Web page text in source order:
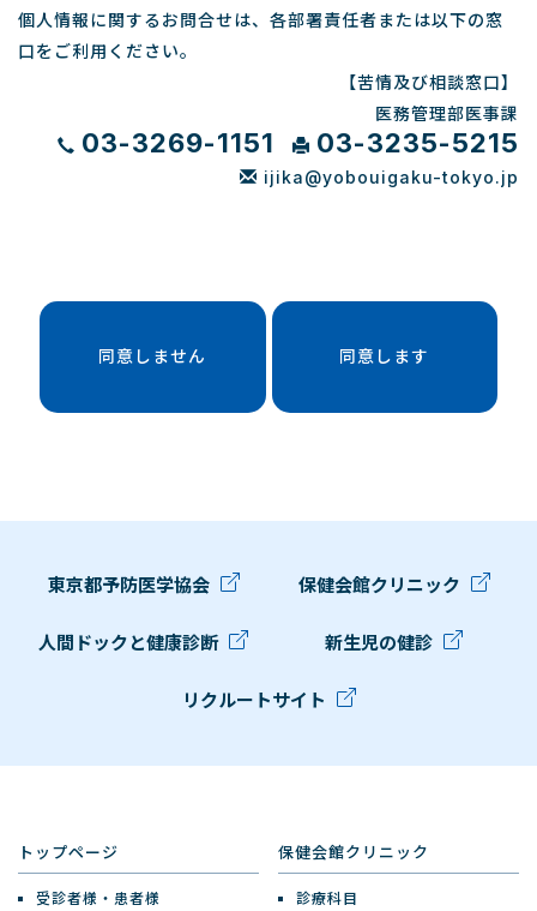
個人情報に関するお問合せは、各部署責任者または以下の窓
口をご利用ください。
【苦情及び相談窓口】
医務管理部医事課
03-3269-1151 03-3235-5215
ijika@yobouigaku-tokyo.jp
同意しません 同意します
東京都予防医学協会 保健会館クリニック
人間ドックと健康診断 新生児の健診
リクルートサイト
トップページ
受診者様・患者様
保健会館クリニック
診療科目